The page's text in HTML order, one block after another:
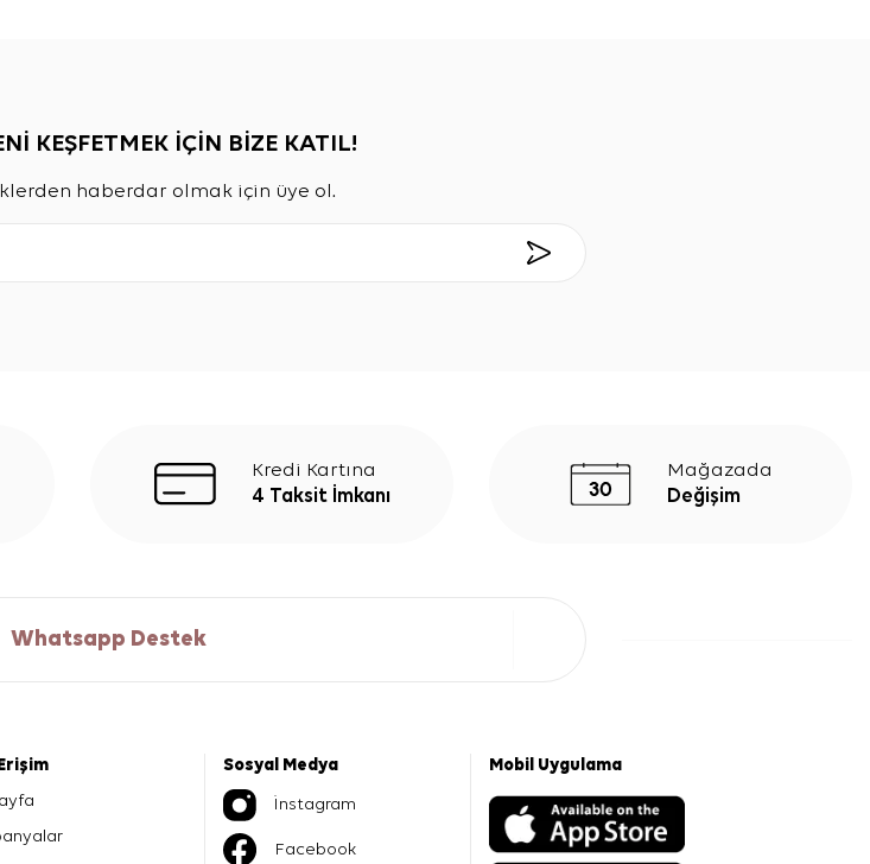
KEŞFETMEK İÇİN BİZE KATIL!
haberdar olmak için üye ol.
Kredi Kartına
4 Taksit İmkanı
Mağazada
Değişim
Whatsapp Destek
Erişim
Sosyal Medya
İnstagram
Facebook
Mobil Uygulama